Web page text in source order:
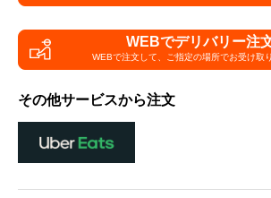
WEBでデリバリー注
WEBで注文して、 ご指定の場所でお受け取
その他サービスから注文